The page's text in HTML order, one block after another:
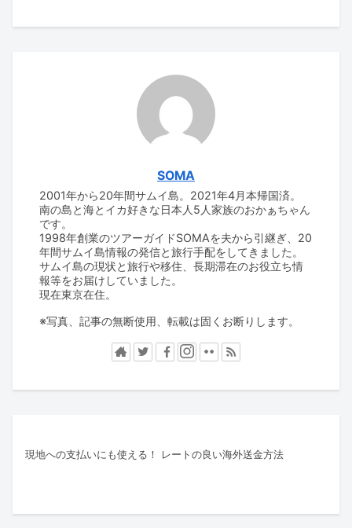
SOMA
2001年から20年間サムイ島。2021年4月本帰国済。
南の島と海とイカ好きな日本人5人家族のおかぁちゃん
です。
1998年創業のツアーガイドSOMAを夫から引継ぎ、20
年間サムイ島情報の発信と旅行手配をしてきました。
サムイ島の現状と旅行や移住、長期滞在のお役立ち情
報等をお届けしていました。
現在東京在住。
※写真、記事の無断使用、転載は固くお断りします。
現地への支払いにも使える！ レートの良い海外送金方法